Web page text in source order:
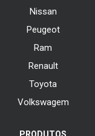
Nissan
Peugeot
Ram
Renault
Toyota
Volkswagem